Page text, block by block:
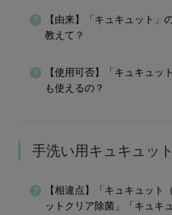
【由来】「キュキュット」
教えて？
【使用可否】「キュキュッ
も使えるの？
手洗い用キュキュット
【相違点】「キュキュット
ットクリア除菌」「キュキ